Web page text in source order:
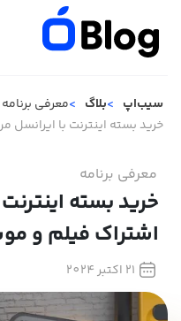
سیب‌اپ بلاگ
معرفی برنامه
خرید بسته اینترنت با
معرفی برنامه
خرید بسته
اشتراک فیلم و
21 اکتبر 2024